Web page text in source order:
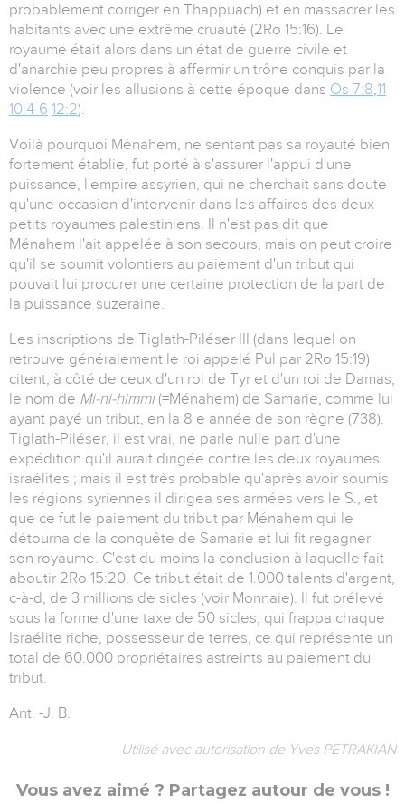
probablement corriger en Thappuach) et en massacrer les
habitants avec une extrême cruauté (2Ro 15:16). Le
royaume était alors dans un état de guerre civile et
d'anarchie peu propres à affermir un trône conquis par la
violence (voir les allusions à cette époque dans Os 7:8,11
10:4-6 12:2).
Voilà pourquoi Ménahem, ne sentant pas sa royauté bien
fortement établie, fut porté à s'assurer l'appui d'une
puissance, l'empire assyrien, qui ne cherchait sans doute
qu'une occasion d'intervenir dans les affaires des deux
petits royaumes palestiniens. Il n'est pas dit que
Ménahem l'ait appelée à son secours, mais on peut croire
qu'il se soumit volontiers au paiement d'un tribut qui
pouvait lui procurer une certaine protection de la part de
la puissance suzeraine.
Les inscriptions de Tiglath-Piléser III (dans lequel on
retrouve généralement le roi appelé Pul par 2Ro 15:19)
citent, à côté de ceux d'un roi de Tyr et d'un roi de Damas,
le nom de Mi-ni-himmi(=Ménahem) de Samarie, comme lui
ayant payé un tribut, en la 8 e année de son règne (738).
Tiglath-Piléser, il est vrai, ne parle nulle part d'une
expédition qu'il aurait dirigée contre les deux royaumes
israélites ; mais il est très probable qu'après avoir soumis
les régions syriennes il dirigea ses armées vers le S., et
que ce fut le paiement du tribut par Ménahem qui le
détourna de la conquête de Samarie et lui fit regagner
son royaume. C'est du moins la conclusion à laquelle fait
aboutir 2Ro 15:20. Ce tribut était de 1.000 talents d'argent,
c-à-d, de 3 millions de sicles (voir Monnaie). Il fut prélevé
sous la forme d'une taxe de 50 sicles, qui frappa chaque
Israélite riche, possesseur de terres, ce qui représente un
total de 60.000 propriétaires astreints au paiement du
tribut.
Ant. -J. B.
Utilisé avec autorisation de Yves PETRAKIAN
Vous avez aimé ? Partagez autour de vous !